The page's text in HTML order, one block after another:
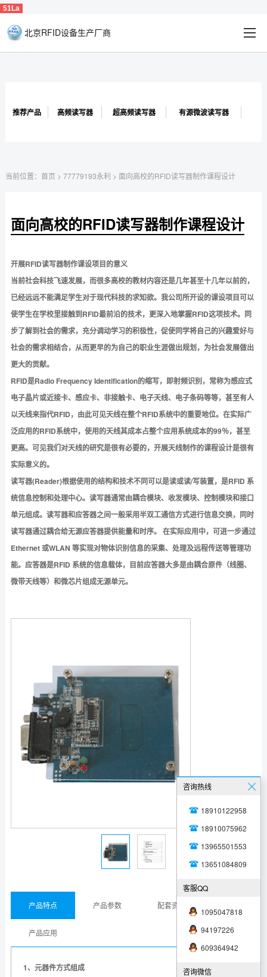
51La
北京RFID设备生产厂商
推荐产品 高频读写器 超高频读写器 有源微波读写器
当前位置： 首页 > 77779193永利 > 面向高校的RFID读写器制作课程设计
面向高校的RFID读写器制作课程设计
开展RFID读写器制作课设项目的意义
当前社会科技飞速发展，而很多高校的教材内容还是几年甚至十几年以前的，
已经远远不能满足学生对于现代科技的求知欲。我公司所开设的课设项目可以
使学生在学校里接触到RFID最前沿的技术，更深入地掌握RFID这项技术。同
步了解到社会的需求，充分调动学习的积极性，促使同学将自己的兴趣爱好与
社会的需求相结合，从而更早的为自己的职业生涯做出规划，为社会发展做出
更大的贡献。
RFID是Radio Frequency Identification的缩写，即射频识别，常称为感应式
电子晶片或近接卡、感应卡、非接触卡、电子天线、电子条码等等，甚至有人
以天线来指代RFID，由此可见天线在整个RFID系统中的重要地位。在实际广
泛应用的RFID系统中，使用的天线其成本占整个应用系统成本的99％，甚至
更高。可见我们对天线的研究是很有必要的，开展天线制作的课程设计是很有
实际意义的。
读写器(Reader)根据使用的结构和技术不同可以是读或读/写装置，是RFID 系
统信息控制和处理中心。读写器通常由耦合模块、收发模块、控制模块和接口
单元组成。读写器和应答器之间一般采用半双工通信方式进行信息交换，同时
读写器通过耦合给无源应答器提供能量和时序。 在实际应用中，可进一步通过
Ethernet 或WLAN 等实现对物体识别信息的采集、处理及远程传送等管理功
能。应答器是RFID 系统的信息载体，目前应答器大多是由耦合原件（线圈、
微带天线等）和微芯片组成无源单元。
产品特点 产品参数 配套资源
产品应用
1、元器件方式组成
咨询热线
18910122958
18910075962
13965501553
13651084809
客服QQ
1095047818
94197226
609364942
咨询微信